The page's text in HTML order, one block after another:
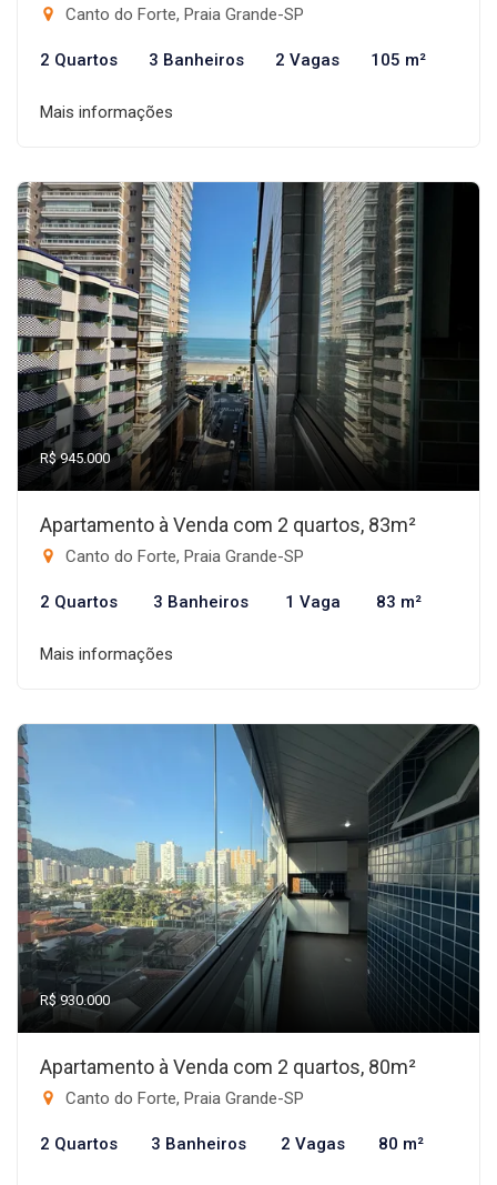
Canto do Forte, Praia Grande-SP
2 Quartos 3 Banheiros 2 Vagas 105 m²
Mais informações
R$ 945.000
Apartamento à Venda com 2 quartos, 83m²
Canto do Forte, Praia Grande-SP
2 Quartos 3 Banheiros 1 Vaga 83 m²
Mais informações
R$ 930.000
Apartamento à Venda com 2 quartos, 80m²
Canto do Forte, Praia Grande-SP
2 Quartos 3 Banheiros 2 Vagas 80 m²